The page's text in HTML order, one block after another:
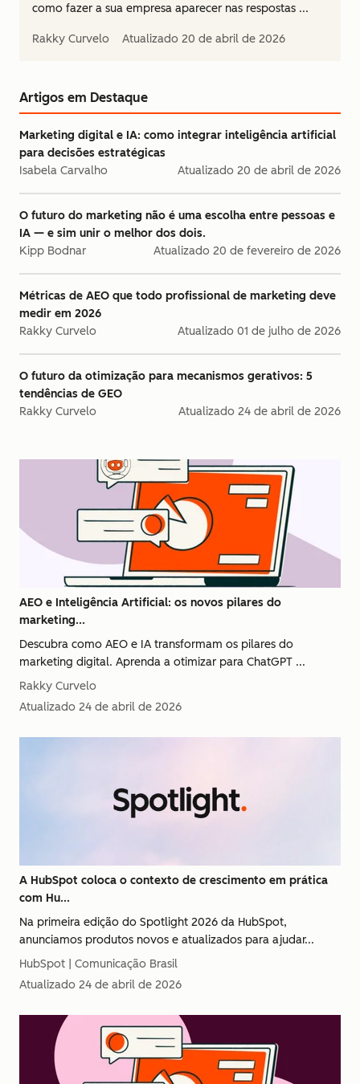
como fazer a sua empresa aparecer nas respostas ...
Rakky Curvelo Atualizado 20 de abril de 2026
Artigos em Destaque
Marketing digital e IA: como integrar inteligência artificial
para decisões estratégicas
Isabela Carvalho
Atualizado 20 de abril de 2026
O futuro do marketing não é uma escolha entre pessoas e
IA — e sim unir o melhor dos dois.
Kipp Bodnar
Atualizado 20 de fevereiro de 2026
Métricas de AEO que todo profissional de marketing deve
medir em 2026
Rakky Curvelo
Atualizado 01 de julho de 2026
O futuro da otimização para mecanismos gerativos: 5
tendências de GEO
Rakky Curvelo
Atualizado 24 de abril de 2026
AEO e Inteligência Artificial: os novos pilares do
marketing...
Descubra como AEO e IA transformam os pilares do
marketing digital. Aprenda a otimizar para ChatGPT ...
Rakky Curvelo
Atualizado 24 de abril de 2026
A HubSpot coloca o contexto de crescimento em prática
com Hu...
Na primeira edição do Spotlight 2026 da HubSpot,
anunciamos produtos novos e atualizados para ajudar...
HubSpot | Comunicação Brasil
Atualizado 24 de abril de 2026